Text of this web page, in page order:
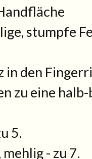
stumpfe
in den
zu eine
5.
- zu 7.